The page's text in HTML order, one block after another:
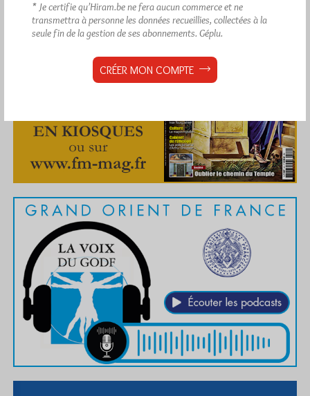
* Je certifie qu’Hiram.be ne fera aucun commerce et ne
transmettra à personne les données recueillies, collectées à la
seule fin de la gestion de ses abonnements. Géplu.
CRÉER MON COMPTE